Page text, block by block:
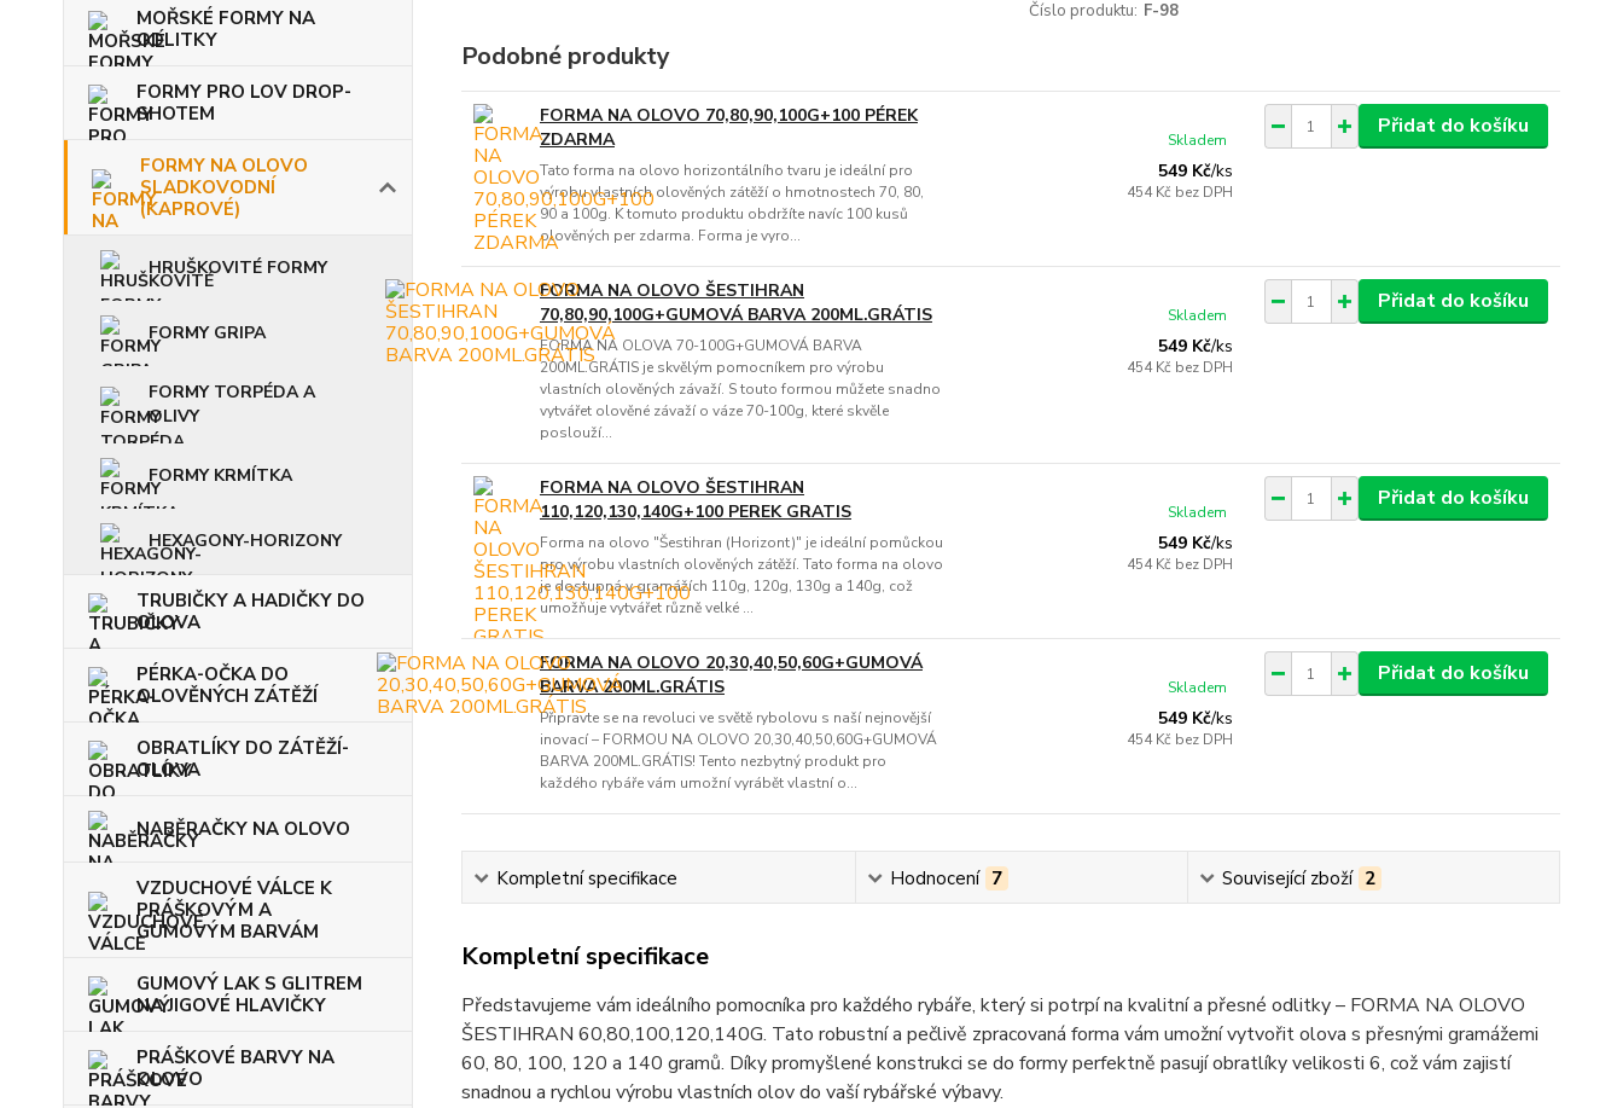
MOŘSKÉ FORMY NA
ODLITKY
FORMY PRO LOV DROP-
SHOTEM
FORMY NA OLOVO
SLADKOVODNÍ
(KAPROVÉ)
HRUŠKOVITÉ FORMY
FORMY GRIPA
FORMY TORPÉDA A
OLIVY
FORMY KRMÍTKA
HEXAGONY-HORIZONY
TRUBIČKY A HADIČKY DO
OLOVA
PÉRKA-OČKA DO
OLOVĚNÝCH ZÁTĚŽÍ
OBRATLÍKY DO ZÁTĚŽÍ-
OLOVA
NABĚRAČKY NA OLOVO
VZDUCHOVÉ VÁLCE K
PRÁŠKOVÝM A
GUMOVÝM BARVÁM
GUMOVÝ LAK S GLITREM
NA JIGOVÉ HLAVIČKY
PRÁŠKOVÉ BARVY NA
OLOVO
Číslo produktu: F-98
Podobné produkty
FORMA NA OLOVO 70,80,90,100G+100 PÉREK
ZDARMA
Tato forma na olovo horizontálního tvaru je ideální pro
výrobu vlastních olověných zátěží o hmotnostech 70, 80,
90 a 100g. K tomuto produktu obdržíte navíc 100 kusů
olověných per zdarma. Forma je vyro...
549 Kč/ks
454 Kč bez DPH
Skladem
Přidat do košíku
FORMA NA OLOVO ŠESTIHRAN
70,80,90,100G+GUMOVÁ BARVA 200ML.GRÁTIS
FORMA NA OLOVA 70-100G+GUMOVÁ BARVA
200ML.GRÁTIS je skvělým pomocníkem pro výrobu
vlastních olověných závaží. S touto formou můžete snadno
vytvářet olověné závaží o váze 70-100g, které skvěle
poslouží...
549 Kč/ks
454 Kč bez DPH
Skladem
Přidat do košíku
FORMA NA OLOVO ŠESTIHRAN
110,120,130,140G+100 PEREK GRATIS
Forma na olovo "Šestihran (Horizont)" je ideální pomůckou
pro výrobu vlastních olověných zátěží. Tato forma na olovo
je dostupná v gramážích 110g, 120g, 130g a 140g, což
umožňuje vytvářet různě velké ...
549 Kč/ks
454 Kč bez DPH
Skladem
Přidat do košíku
FORMA NA OLOVO 20,30,40,50,60G+GUMOVÁ
BARVA 200ML.GRÁTIS
Připravte se na revoluci ve světě rybolovu s naší nejnovější
inovací – FORMOU NA OLOVO 20,30,40,50,60G+GUMOVÁ
BARVA 200ML.GRÁTIS! Tento nezbytný produkt pro
každého rybáře vám umožní vyrábět vlastní o...
549 Kč/ks
454 Kč bez DPH
Skladem
Přidat do košíku
Kompletní specifikace Hodnocení 7 Související zboží 2
Kompletní specifikace
Představujeme vám ideálního pomocníka pro každého rybáře, který si potrpí na kvalitní a přesné odlitky – FORMA NA OLOVO
ŠESTIHRAN 60,80,100,120,140G. Tato robustní a pečlivě zpracovaná forma vám umožní vytvořit olova s přesnými gramážemi
60, 80, 100, 120 a 140 gramů. Díky promyšlené konstrukci se do formy perfektně pasují obratlíky velikosti 6, což vám zajistí
snadnou a rychlou výrobu vlastních olov do vaší rybářské výbavy.